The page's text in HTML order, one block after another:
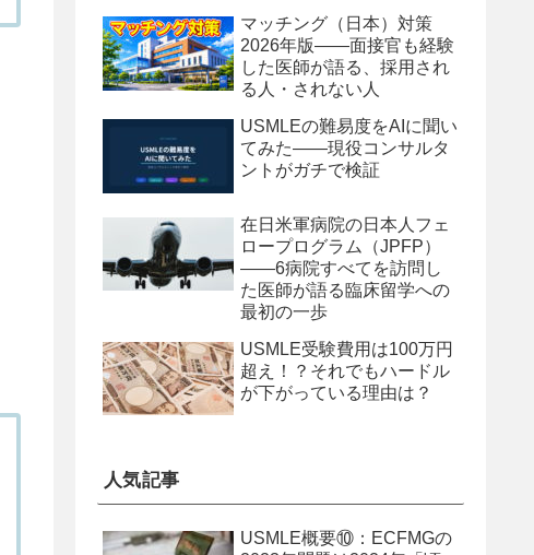
マッチング（日本）対策
2026年版——面接官も経験
した医師が語る、採用され
る人・されない人
USMLEの難易度をAIに聞い
てみた——現役コンサルタ
ントがガチで検証
在日米軍病院の日本人フェ
ロープログラム（JPFP）
——6病院すべてを訪問し
た医師が語る臨床留学への
最初の一歩
USMLE受験費用は100万円
超え！？それでもハードル
が下がっている理由は？
人気記事
USMLE概要⑩：ECFMGの